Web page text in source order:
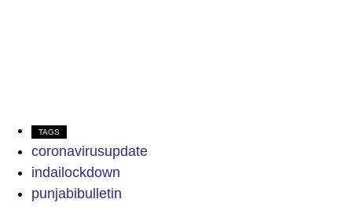
TAGS
coronavirusupdate
indailockdown
punjabibulletin